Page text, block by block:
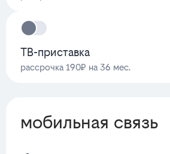
ТВ-приставка
рассрочка 190₽ на 36 мес.
мобильная связь